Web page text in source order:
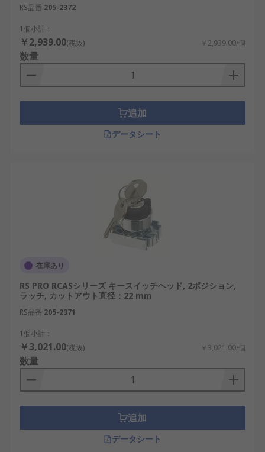
RS品番 205-2372
1個小計：
￥2,939.00(税抜) ￥2,939.00/個
数量
追加
データシート
在庫あり
RS PRO RCASシリーズ キースイッチヘッド, 2ポジション,
ラッチ, カットアウト直径：22 mm
RS品番 205-2371
1個小計：
￥3,021.00(税抜) ￥3,021.00/個
数量
追加
データシート